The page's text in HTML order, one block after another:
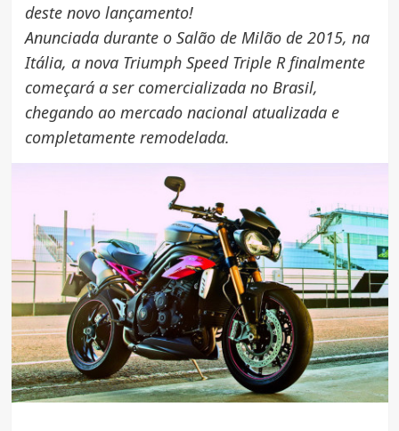
deste novo lançamento!
Anunciada durante o Salão de Milão de 2015, na
Itália, a nova Triumph Speed Triple R finalmente
começará a ser comercializada no Brasil,
chegando ao mercado nacional atualizada e
completamente remodelada.